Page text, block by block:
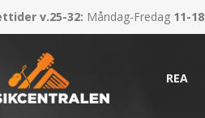
v.25-32: Måndag-Fredag 11-18
REA